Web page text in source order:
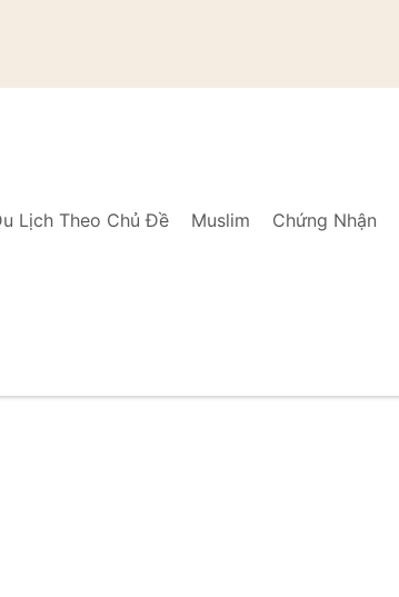
Lịch Theo Chủ Đề Muslim Chứng Nhận